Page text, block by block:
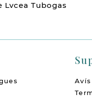
Lvcea Tubogas